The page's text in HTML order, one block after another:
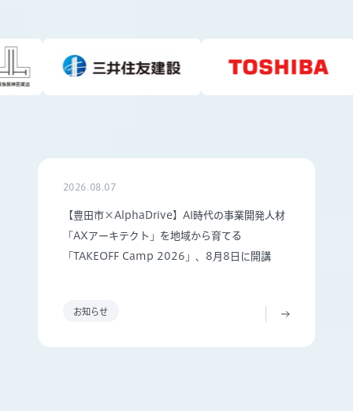
2026.08.07
お知らせ
【豊田市×AlphaDrive】AI時代の事業開発人材
「AXアーキテクト」を地域から育てる
「TAKEOFF Camp 2026」、8月8日に開講